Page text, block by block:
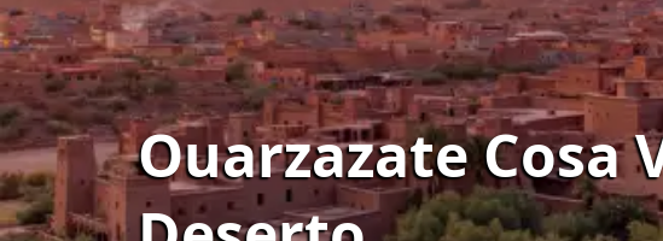
Ouarzazate Cosa